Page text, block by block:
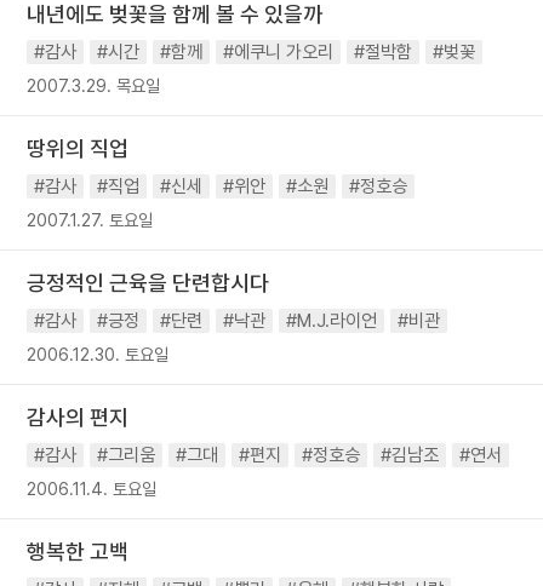
내년에도 벚꽃을 함께 볼 수 있을까
#감사 #시간 #함께 #에쿠니 가오리 #절박함 #벚꽃
2007.3.29. 목요일
땅위의 직업
#감사 #직업 #신세 #위안 #소원 #정호승
2007.1.27. 토요일
긍정적인 근육을 단련합시다
#감사 #긍정 #단련 #낙관 #M.J.라이언 #비관
2006.12.30. 토요일
감사의 편지
#감사 #그리움 #그대 #편지 #정호승 #김남조 #연서
2006.11.4. 토요일
행복한 고백